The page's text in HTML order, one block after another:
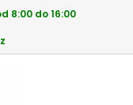
8:00 do 16:00